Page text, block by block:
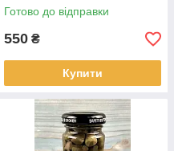
Готово до відправки
550 ₴
Купити